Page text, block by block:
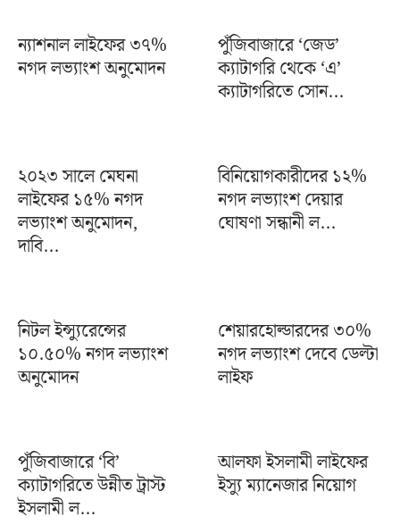
ন্যাশনাল লাইফের ৩৭%
নগদ লভ্যাংশ অনুমোদন
পুঁজিবাজারে ‘জেড’
ক্যাটাগরি থেকে ‘এ’
ক্যাটাগরিতে সোন...
২০২৩ সালে মেঘনা
লাইফের ১৫% নগদ
লভ্যাংশ অনুমোদন,
দাবি...
বিনিয়োগকারীদের ১২%
নগদ লভ্যাংশ দেয়ার
ঘোষণা সন্ধানী ল...
নিটল ইন্স্যুরেন্সের
১০.৫০% নগদ লভ্যাংশ
অনুমোদন
শেয়ারহোল্ডারদের ৩০%
নগদ লভ্যাংশ দেবে ডেল্টা
লাইফ
পুঁজিবাজারে ‘বি’
ক্যাটাগরিতে উন্নীত ট্রাস্ট
ইসলামী ল...
আলফা ইসলামী লাইফের
ইস্যু ম্যানেজার নিয়োগ